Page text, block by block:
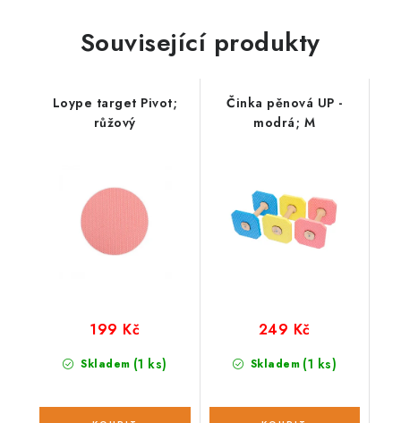
Související produkty
Loype target Pivot;
růžový
Skladem (1 ks)
199 Kč
Činka pěnová UP -
modrá; M
Skladem (1 ks)
249 Kč